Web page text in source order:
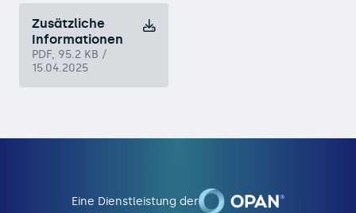
Zusätzliche
Informationen
PDF, 95.2 KB /
15.04.2025
Eine Dienstleistung der